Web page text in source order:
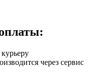
через сервис